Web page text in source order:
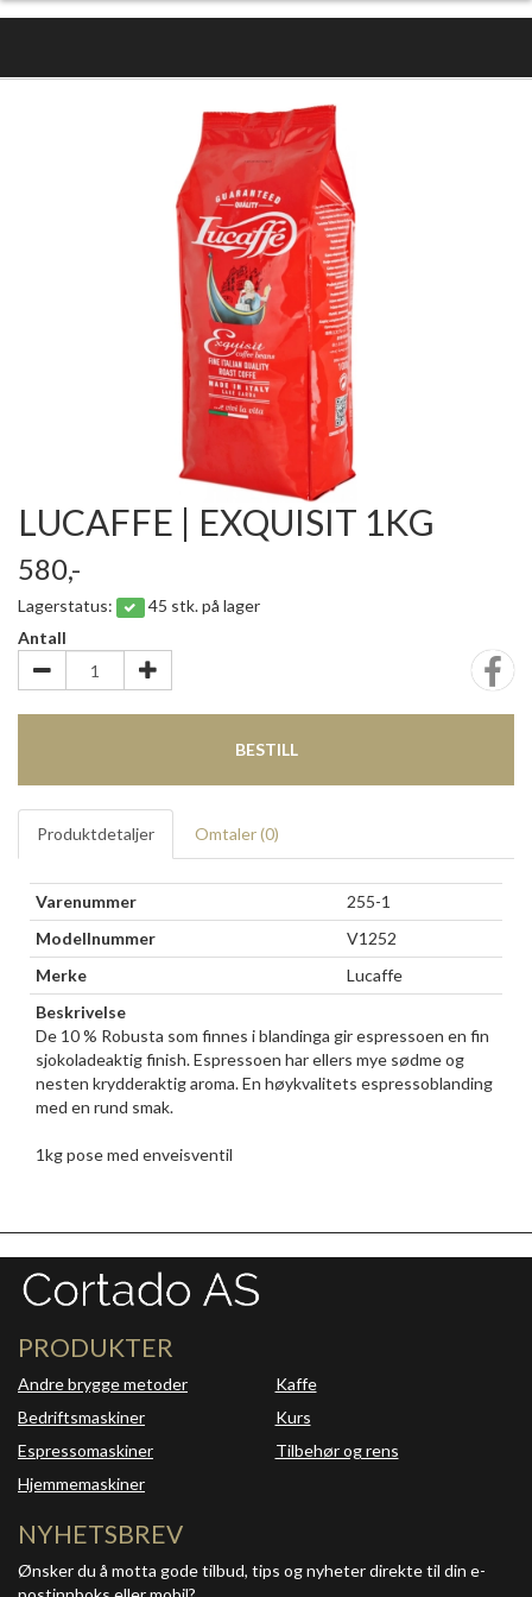
LUCAFFE | EXQUISIT 1KG
580,-
Lagerstatus:
45 stk. på lager
Antall
BESTILL
Produktdetaljer Omtaler (0)
Varenummer
255-1
Modellnummer
V1252
Merke
Lucaffe
Beskrivelse
De 10 % Robusta som finnes i blandinga gir espressoen en fin
sjokoladeaktig finish. Espressoen har ellers mye sødme og
nesten krydderaktig aroma. En høykvalitets espressoblanding
med en rund smak.
1kg pose med enveisventil
PRODUKTER
Andre brygge metoder
Bedriftsmaskiner
Espressomaskiner
Hjemmemaskiner
Kaffe
Kurs
Tilbehør og rens
NYHETSBREV
Ønsker du å motta gode tilbud, tips og nyheter direkte til din e-